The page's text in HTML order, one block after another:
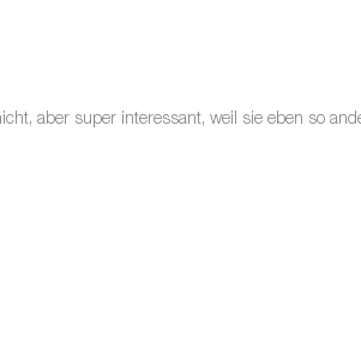
aber super interessant, weil sie eben so